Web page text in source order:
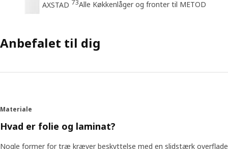
AXSTAD 73Alle Køkkenlåger og fronter til METOD
Anbefalet til dig
Materiale
Hvad er folie og laminat?
Nogle former for træ kræver beskyttelse med en slidstærk overflade